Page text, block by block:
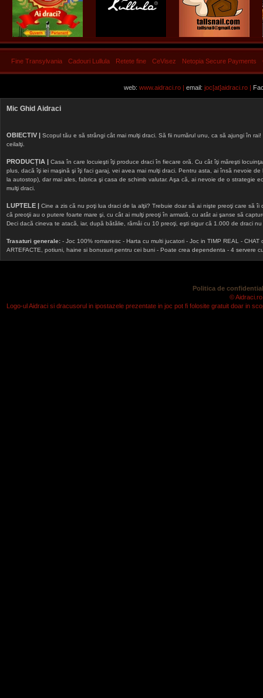
Fine Transylvania Cadouri Lullula Retete fine CeVisez Netopia Secure Payments
web: www.aidraci.ro | email: joc[at]aidraci.ro |
Mic Ghid Aidraci
OBIECTIV | Scopul tău e să strângi cât mai mulţi draci. Să fii numărul unu, ca să ajungi în
ceilalţi.
PRODUCȚIA | Casa în care locuieşti îţi produce draci în fiecare oră. Cu cât îţi măreşti
plus, dacă îţi iei maşină şi îţi faci garaj, vei avea mai mulţi draci. Pentru asta, ai însă nevoie
la autostop), dar mai ales, fabrica şi casa de schimb valutar. Aşa că, ai nevoie de o strategie
mulţi draci.
LUPTELE | Cine a zis că nu poţi lua draci de la alţii? Trebuie doar să ai nişte preoţi care să
că preoţii au o putere foarte mare şi, cu cât ai mulţi preoţi în armată, cu atât ai şanse să
Deci dacă cineva te atacă, iar, după bătălie, rămâi cu 10 preoţi, eşti sigur că 1.000 de draci
Trasaturi generale: - Joc 100% romanesc - Harta cu multi jucatori - Joc in TIMP REAL -
ARTEFACTE, potiuni, haine si bonusuri pentru cei buni - Poate crea dependenta - 4 servere
Politica de
©
Logo-ul Aidraci si dracusorul in ipostazele prezentate in joc pot fi folosite gratuit doar in